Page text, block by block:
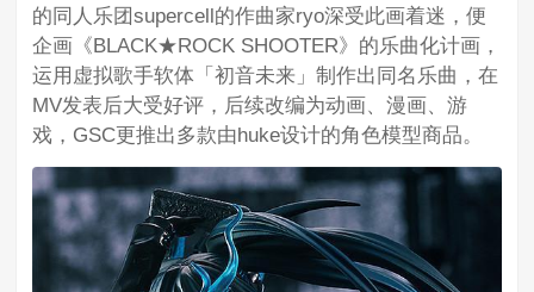
的同人乐团supercell的作曲家ryo深受此画着迷，便
企画《BLACK★ROCK SHOOTER》的乐曲化计画，
运用虚拟歌手软体「初音未来」制作出同名乐曲，在
MV发表后大受好评，后续改编为动画、漫画、游
戏，GSC更推出多款由huke设计的角色模型商品。